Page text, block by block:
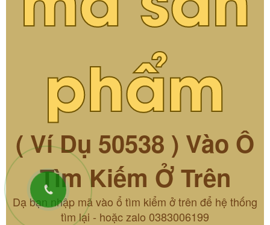
phẩm
( Ví Dụ 50538 ) Vào Ô
Tìm Kiếm Ở Trên
Dạ bạn nhập mã vào ổ tìm kiểm ở trên để hệ thống
tìm lại - hoặc zalo 0383006199